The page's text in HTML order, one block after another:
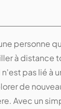
personne
à distance
pas lié à
de
Avec un